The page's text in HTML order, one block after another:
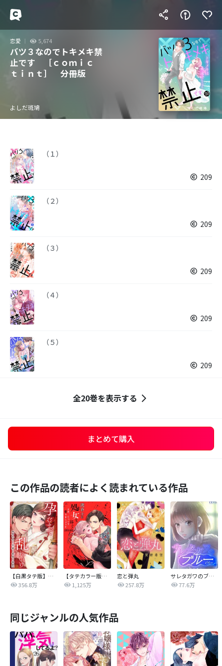
恋愛 5,674
バツ３なのでトキメキ禁
止です ［ｃｏｍｉｃ
ｔｉｎｔ］ 分冊版
よしだ斑鳩
（１）
209
（２）
209
（３）
209
（４）
209
（５）
209
全20巻を表示する
まとめて購入
この作品の読者によく読まれている作品
【白黒タテ版】孕むまで乱れいけ～身代わり花嫁と軍服の猛愛
356.8万
【タテカラー版】漣蒼士に処女を捧ぐ～さあ、じっくり愛でましょうか
1,125万
恋と弾丸
257.8万
サレタガワのブルー【タテヨミ】
77.6万
同じジャンルの人気作品